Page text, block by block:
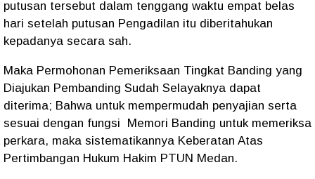
putusan tersebut dalam tenggang waktu empat belas
hari setelah putusan Pengadilan itu diberitahukan
kepadanya secara sah.
Maka Permohonan Pemeriksaan Tingkat Banding yang
Diajukan Pembanding Sudah Selayaknya dapat
diterima; Bahwa untuk mempermudah penyajian serta
sesuai dengan fungsi Memori Banding untuk memeriksa
perkara, maka sistematikannya Keberatan Atas
Pertimbangan Hukum Hakim PTUN Medan.